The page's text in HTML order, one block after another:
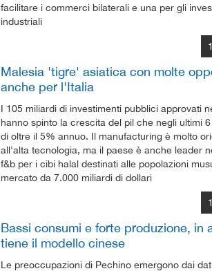
facilitare i commerci bilaterali e una per gli
industriali
Malesia 'tigre' asiatica con molte
anche per l'Italia
I 105 miliardi di investimenti pubblici approvati
hanno spinto la crescita del pil che negli ultimi
di oltre il 5% annuo. Il manufacturing è molto
all'alta tecnologia, ma il paese è anche leader
f&b per i cibi halal destinati alle popolazioni
mercato da 7.000 miliardi di dollari
Bassi consumi e forte produzione, in
tiene il modello cinese
Le preoccupazioni di Pechino emergono dai